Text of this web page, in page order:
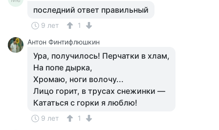
последний ответ правильный
9 лет
1
Антон Финтифлюшкин
Ура, получилось! Перчатки в хлам,
На попе дырка,
Хромаю, ноги волочу...
Лицо горит, в трусах снежинки —
Кататься с горки я люблю!
9 лет 1